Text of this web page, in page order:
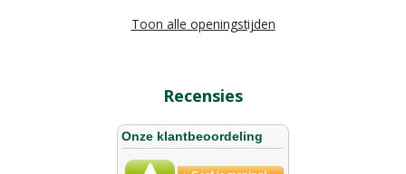
Toon alle openingstijden
Recensies